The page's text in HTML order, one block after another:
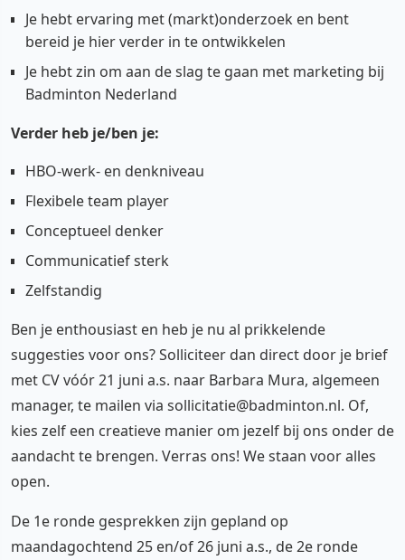
Je hebt ervaring met (markt)onderzoek en bent
bereid je hier verder in te ontwikkelen
Je hebt zin om aan de slag te gaan met marketing bij
Badminton Nederland
Verder heb je/ben je:
HBO-werk- en denkniveau
Flexibele team player
Conceptueel denker
Communicatief sterk
Zelfstandig
Ben je enthousiast en heb je nu al prikkelende
suggesties voor ons? Solliciteer dan direct door je brief
met CV vóór 21 juni a.s. naar Barbara Mura, algemeen
manager, te mailen via sollicitatie@badminton.nl. Of,
kies zelf een creatieve manier om jezelf bij ons onder de
aandacht te brengen. Verras ons! We staan voor alles
open.
De 1e ronde gesprekken zijn gepland op
maandagochtend 25 en/of 26 juni a.s., de 2e ronde